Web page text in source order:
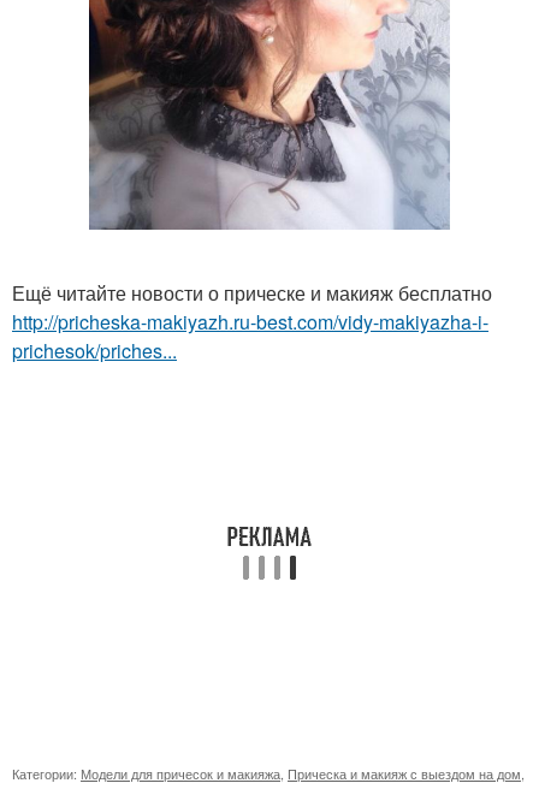
Ещё читайте новости о прическе и макияж бесплатно
http://pricheska-makiyazh.ru-best.com/vidy-makiyazha-i-
prichesok/priches...
Категории: Модели для причесок и макияжа Прическа и макияж с выездом на дом